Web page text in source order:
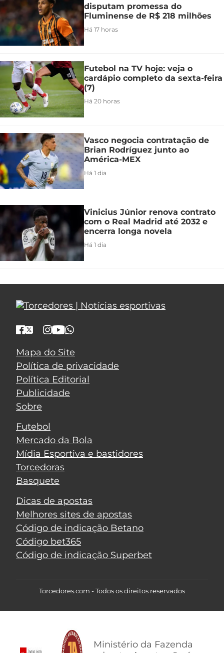
disputam promessa do
Fluminense de R$ 218 milhões
Há 17 horas
Futebol na TV hoje: veja o
cardápio completo da sexta-feira
(7)
Há 20 horas
Vasco negocia contratação de
Brian Rodríguez junto ao
América-MEX
Há 1 dia
Vinicius Júnior renova contrato
com o Real Madrid até 2032 e
encerra longa novela
Há 1 dia
Mapa do Site
Política de privacidade
Política Editorial
Publicidade
Sobre
Futebol
Mercado da Bola
Mídia Esportiva e bastidores
Torcedoras
Basquete
Dicas de apostas
Melhores sites de apostas
Código de indicação Betano
Código bet365
Código de indicação Superbet
Torcedores.com - Todos os direitos reservados
Ministério da Fazenda